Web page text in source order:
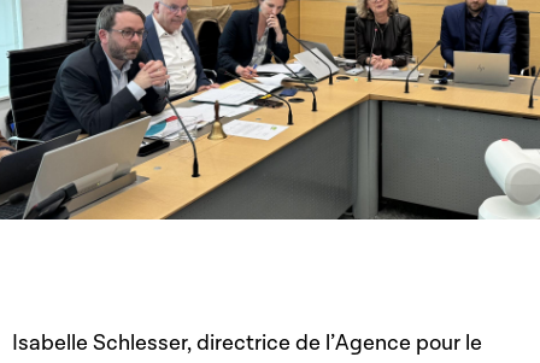
Isabelle Schlesser, directrice de l’Agence pour le